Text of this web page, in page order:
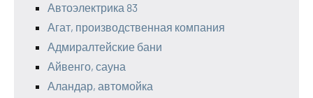
Автоэлектрика 83
Агат, производственная компания
Адмиралтейские бани
Айвенго, сауна
Аландар, автомойка